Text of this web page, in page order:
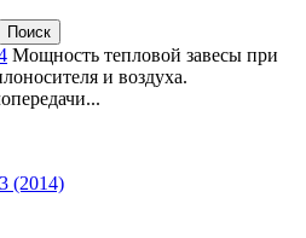
Мощность тепловой завесы при
и воздуха.